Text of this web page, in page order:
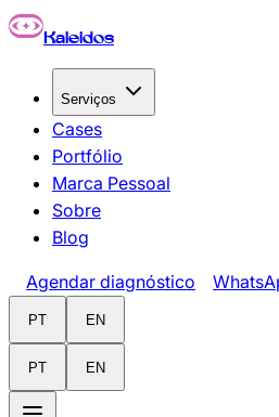
Pular para o conteúdo principal
Kaleidos
Serviços
Cases
Portfólio
Marca Pessoal
Sobre
Blog
Agendar diagnóstico
PT EN
PT EN